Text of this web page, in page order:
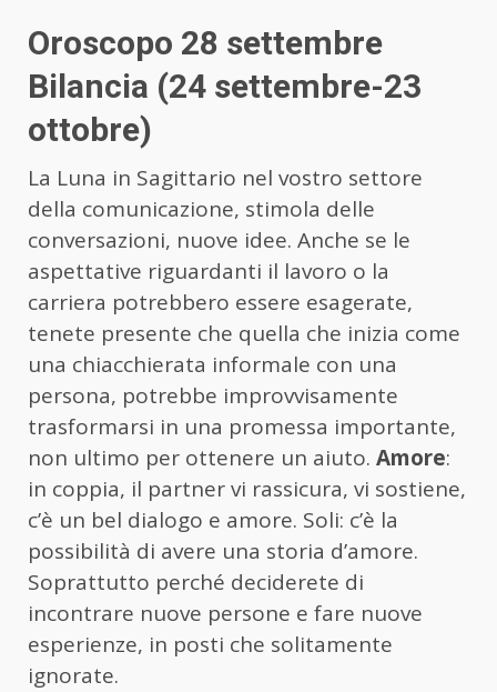
Oroscopo 28 settembre
Bilancia (24 settembre-23
ottobre)
La Luna in Sagittario nel vostro settore
della comunicazione, stimola delle
conversazioni, nuove idee. Anche se le
aspettative riguardanti il lavoro o la
carriera potrebbero essere esagerate,
tenete presente che quella che inizia come
una chiacchierata informale con una
persona, potrebbe improvvisamente
trasformarsi in una promessa importante,
non ultimo per ottenere un aiuto. Amore:
in coppia, il partner vi rassicura, vi sostiene,
c’è un bel dialogo e amore. Soli: c’è la
possibilità di avere una storia d’amore.
Soprattutto perché deciderete di
incontrare nuove persone e fare nuove
esperienze, in posti che solitamente
ignorate.